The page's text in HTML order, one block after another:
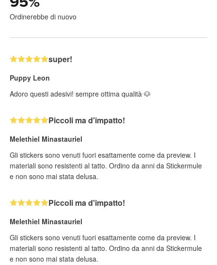
Ordinerebbe di nuovo
super!
Puppy Leon
Adoro questi adesivi! sempre ottima qualità 🐶
Piccoli ma d'impatto!
Melethiel Minastauriel
Gli stickers sono venuti fuori esattamente come da preview. I
materiali sono resistenti al tatto. Ordino da anni da Stickermule
e non sono mai stata delusa.
Piccoli ma d'impatto!
Melethiel Minastauriel
Gli stickers sono venuti fuori esattamente come da preview. I
materiali sono resistenti al tatto. Ordino da anni da Stickermule
e non sono mai stata delusa.